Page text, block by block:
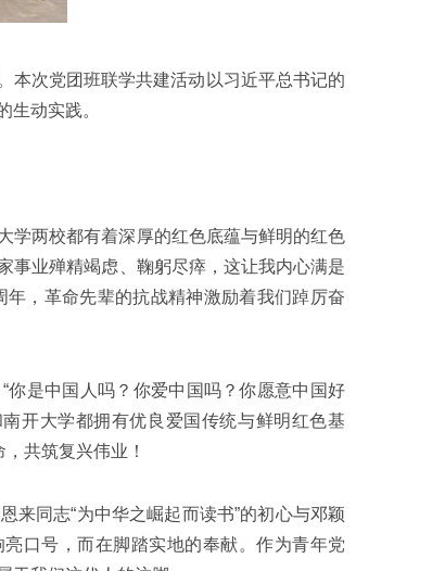
本次党团班联学共建活动以习近平总书记的
生动实践。
学两校都有着深厚的红色底蕴与鲜明的红色
事业殚精竭虑、鞠躬尽瘁，这让我内心满是
，革命先辈的抗战精神激励着我们踔厉奋
你是中国人吗？你爱中国吗？你愿意中国好
开大学都拥有优良爱国传统与鲜明红色基
共筑复兴伟业！
来同志“为中华之崛起而读书”的初心与邓颖
口号，而在脚踏实地的奉献。作为青年党